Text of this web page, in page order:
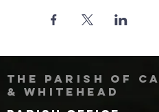
The Parish of
& Whitehead